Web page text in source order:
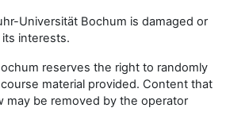
Universität Bochum is damaged or
interests.
reserves the right to randomly
material provided. Content that
may be removed by the operator